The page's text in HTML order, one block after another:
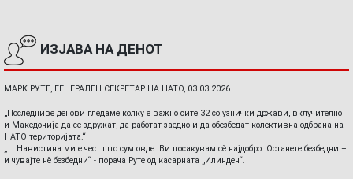
ИЗЈАВА НА ДЕНОТ
МАРК РУТЕ, ГЕНЕРАЛЕН СЕКРЕТАР НА НАТО, 03.03.2026
„Последниве денови гледаме колку е важно сите 32 сојузнички држави, вклучително
и Македонија да се здружат, да работат заедно и да обезбедат колективна одбрана на
НАТО територијата.“
„ ...Навистина ми е чест што сум овде. Ви посакувам сè најдобро. Останете безбедни –
и чувајте нè безбедни“ - порача Руте од касарната „Илинден“.